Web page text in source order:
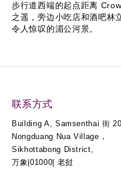
步行道西端的起点距离
之遥，旁边小吃店和酒吧林
令人惊叹的湄公河景。
联系方式
Building A, Samsenthai 街 20
Nongduang Nua Village，
Sikhottabong District,
万象|01000| 老挝